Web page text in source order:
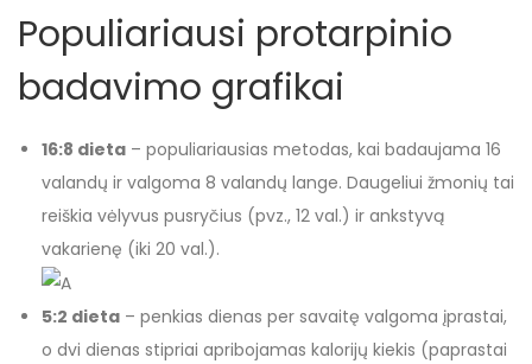
Populiariausi protarpinio
badavimo grafikai
16:8 dieta – populiariausias metodas, kai badaujama 16
valandų ir valgoma 8 valandų lange. Daugeliui žmonių tai
reiškia vėlyvus pusryčius (pvz., 12 val.) ir ankstyvą
vakarienę (iki 20 val.).
5:2 dieta – penkias dienas per savaitę valgoma įprastai,
o dvi dienas stipriai apribojamas kalorijų kiekis (paprastai